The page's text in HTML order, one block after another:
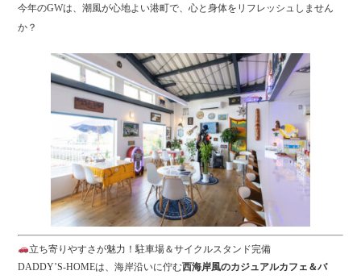
今年のGWは、潮風が心地よい港町で、心と身体をリフレッシュしません
か？
立ち寄りやすさが魅力！駐車場＆サイクルスタンド完備
DADDY’S-HOMEは、海岸沿いに佇む西海岸風のカジュアルカフェ＆バ